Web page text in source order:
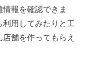
報を確認できま
用してみたりと工
舗を作ってもらえ